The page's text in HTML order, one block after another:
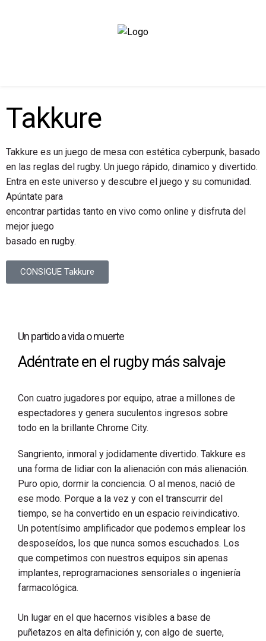
Takkure
Takkure es un juego de mesa con estética cyberpunk, basado
en las reglas del rugby. Un juego rápido, dinamico y divertido.
Entra en este universo y descubre el juego y su comunidad.
Apúntate para
encontrar partidas tanto en vivo como online y disfruta del
mejor juego
basado en rugby.
CONSIGUE Takkure
Un partido a vida o muerte
Adéntrate en el rugby más salvaje
Con cuatro jugadores por equipo, atrae a millones de
espectadores y genera suculentos ingresos sobre
todo en la brillante Chrome City.
Sangriento, inmoral y jodidamente divertido. Takkure es
una forma de lidiar con la alienación con más alienación.
Puro opio, dormir la conciencia. O al menos, nació de
ese modo. Porque a la vez y con el transcurrir del
tiempo, se ha convertido en un espacio reivindicativo.
Un potentísimo amplificador que podemos emplear los
desposeídos, los que nunca somos escuchados. Los
que competimos con nuestros equipos sin apenas
implantes, reprogramaciones sensoriales o ingeniería
farmacológica.
Un lugar en el que hacernos visibles a base de
puñetazos en alta definición y, con algo de suerte,